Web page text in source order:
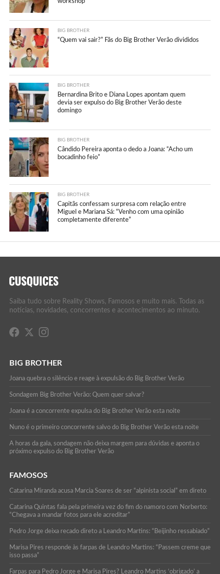
BIG BROTHER
“Quem vai sair?” Fãs do Big Brother Verão divididos
BIG BROTHER
Bernardina Brito e Diana Lopes apontam quem
devia ser expulso do Big Brother Verão deste
domingo
BIG BROTHER
Cândido Pereira aponta o dedo a Joana: “Acho um
bocadinho feio”
BIG BROTHER
Capitãs confessam surpresa com relação entre
Miguel e Mariana Sá: “Venho com uma opinião
completamente diferente”
Saiba tudo sobre Reality Shows, Famosos e muito mais. Todas as
notícias, novidades, concorrentes e acontecimentos ao minuto.
BIG BROTHER
Joana quebra o silêncio e reage à expulsão do Big Brother Verão
Sondagem Big Brother Verão: Quem quer salvar?
Joana é a concorrente expulsa do Big Brother Verão esta noite
Nuno é o primeiro concorrente salvo do Big Brother Verão esta noite
A horas da gala, sondagem não deixa margem para dúvidas e aponta o
próximo expulso do Big Brother Verão
FAMOSOS
Catarina Miranda acusa Marcia Soares de ser “alpinista social” em direto
Catarina Quintas fala pela primeira vez do fim do namoro com Norberto:
“Chegava a mandar fotos para ele acreditar”
Pedro Jorge deixa recado direto a Leandro Martins: “Beijinho ressabiado”
Marisa Pires responde às farpas de Leandro Martins: “Passem creme que
isso passa”
Farpas para Pedro Jorge e Marisa Pires? Leandro Martins ‘obrigado’ a